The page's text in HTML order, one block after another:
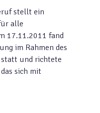
stellt ein
alle
17.11.2011 fand
im Rahmen des
statt und richtete
sich mit